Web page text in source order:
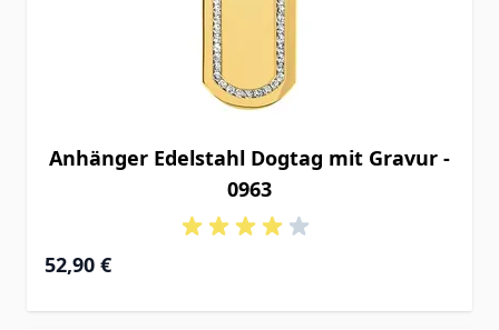
Anhänger Edelstahl Dogtag mit Gravur -
0963
52,90 €